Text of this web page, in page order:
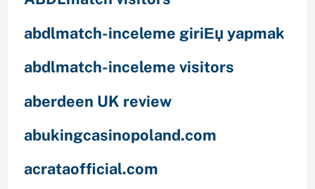
abdlmatch-inceleme giriЕџ yapmak
abdlmatch-inceleme visitors
aberdeen UK review
abukingcasinopoland.com
acrataofficial.com